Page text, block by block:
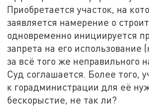
Приобретается участок, на
заявляется намерение о
одновременно инициируется
запрета на его использование
за всё того же неправильного
Суд соглашается. Более того,
к горадминистрации для её
бескорыстие, не так ли?